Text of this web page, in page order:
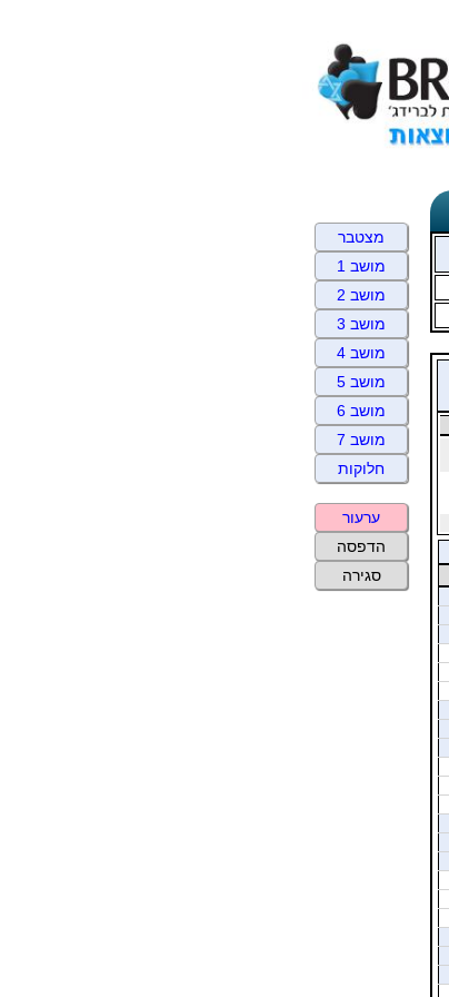
מצטבר
מושב 1
מושב 2
מושב 3
מושב 4
מושב 5
מושב 6
מושב 7
חלוקות
ערעור
הדפסה
סגירה